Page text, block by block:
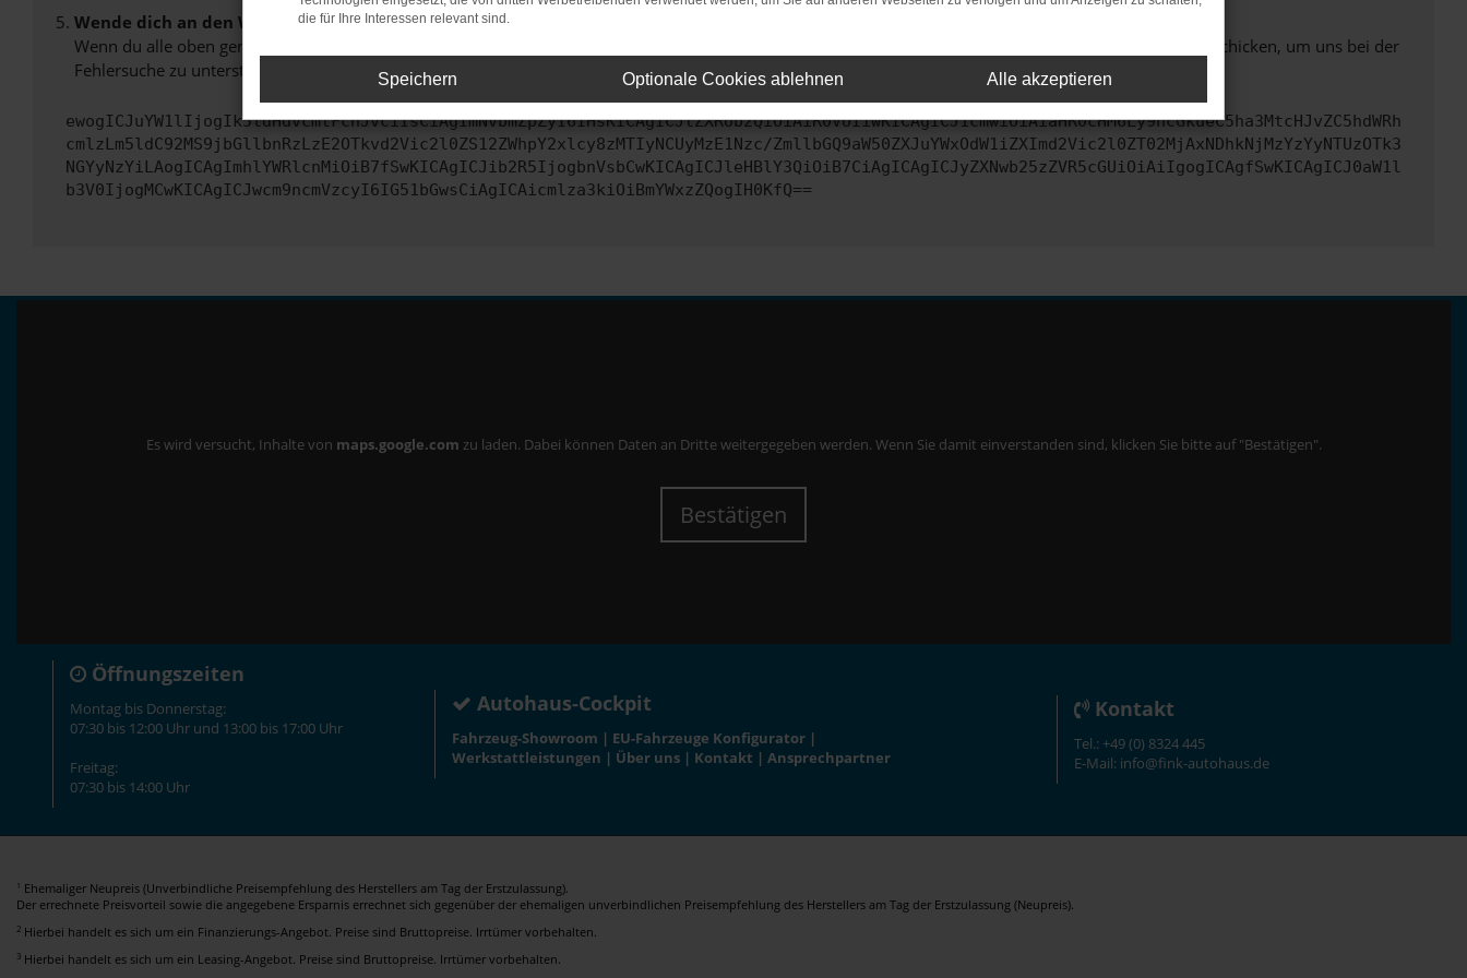
Wende dich an den Webseitenbetreiber.
Wenn du alle oben genannten Schritte versucht hast, kontaktiere uns bitte. Wir werden versuchen, das Problem zu beheben. Du kannst uns diesen Text schicken, um uns bei der
Fehlersuche zu unterstützen:
ewogICJuYW1lIjogIk5ldHdvcmtFcnJvciIsCiAgImNvbmZpZyI6IHsKICAgICJtZXRob2QiOiAiR0VUIiwKICAgICJ1cmwiOiAiaHR0cHM6Ly9hcGkueC5ha3MtcHJvZC5hdWRh
cmlzLm5ldC92MS9jbGllbnRzLzE2OTkvd2Vic2l0ZS12ZWhpY2xlcy8zMTIyNCUyMzE1Nzc/ZmllbGQ9aW50ZXJuYWxOdW1iZXImd2Vic2l0ZT02MjAxNDhkNjMzYzYyNTUzOTk3
NGYyNzYiLAogICAgImhlYWRlcnMiOiB7fSwKICAgICJib2R5IjogbnVsbCwKICAgICJleHBlY3QiOiB7CiAgICAgICJyZXNwb25zZVR5cGUiOiAiIgogICAgfSwKICAgICJ0aW1l
b3V0IjogMCwKICAgICJwcm9ncmVzcyI6IG51bGwsCiAgICAicmlza3kiOiBmYWxzZQogIH0KfQ==
Es wird versucht, Inhalte von maps.google.com zu laden. Dabei können Daten an Dritte weitergegeben werden. Wenn Sie damit einverstanden sind, klicken Sie bitte auf "Bestätigen".
Bestätigen
Öffnungszeiten
Montag bis Donnerstag:
07:30 bis 12:00 Uhr und 13:00 bis 17:00 Uhr
Freitag:
07:30 bis 14:00 Uhr
Autohaus-Cockpit
Fahrzeug-Showroom | EU-Fahrzeuge Konfigurator |
Werkstattleistungen | Über uns | Kontakt |Ansprechpartner
Kontakt
Tel.: +49 (0) 8324 445
E-Mail: info@fink-autohaus.de
1 Ehemaliger Neupreis (Unverbindliche Preisempfehlung des Herstellers am Tag der Erstzulassung).
Der errechnete Preisvorteil sowie die angegebene Ersparnis errechnet sich gegenüber der ehemaligen unverbindlichen Preisempfehlung des Herstellers am Tag der Erstzulassung (Neupreis).
2 Hierbei handelt es sich um ein Finanzierungs-Angebot. Preise sind Bruttopreise. Irrtümer vorbehalten.
3 Hierbei handelt es sich um ein Leasing-Angebot. Preise sind Bruttopreise. Irrtümer vorbehalten.
die für Ihre Interessen relevant sind.
Speichern Optionale Cookies ablehnen Alle akzeptieren